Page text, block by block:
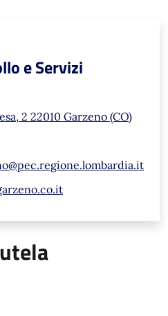
e Servizi
2 22010 Garzeno (CO)